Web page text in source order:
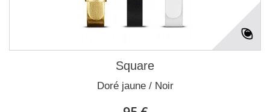
Square
Doré jaune / Noir